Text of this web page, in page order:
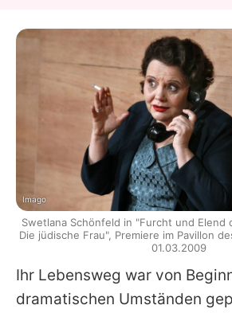
Ihr Lebensweg war von
dramatischen Umständen
Imago
Swetlana Schönfeld in "Furcht und Elend
Die jüdische Frau", Premiere im Pavillon
01.03.2009